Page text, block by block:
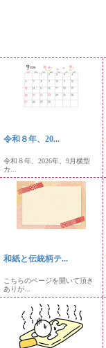
令和８年、20...
令和８年、2026年、9月横型
カ...
和紙と伝統柄テ...
こちらのページを開いて頂き
ありが...